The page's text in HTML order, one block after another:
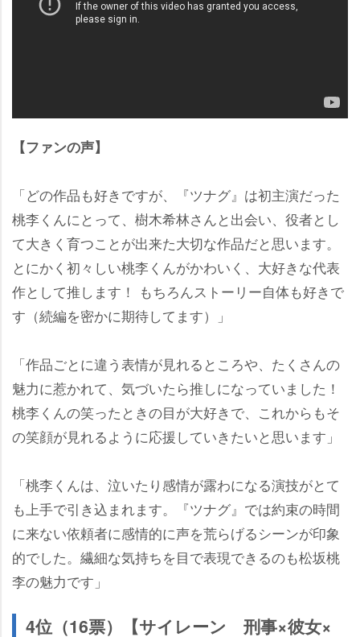
【ファンの声】
「どの作品も好きですが、『ツナグ』は初主演だった
桃李くんにとって、樹木希林さんと出会い、役者とし
て大きく育つことが出来た大切な作品だと思います。
とにかく初々しい桃李くんがかわいく、大好きな代表
作として推します！ もちろんストーリー自体も好きで
す（続編を密かに期待してます）」
「作品ごとに違う表情が見れるところや、たくさんの
魅力に惹かれて、気づいたら推しになっていました！
桃李くんの笑ったときの目が大好きで、これからもそ
の笑顔が見れるように応援していきたいと思います」
「桃李くんは、泣いたり感情が露わになる演技がとて
も上手で引き込まれます。『ツナグ』では約束の時間
に来ない依頼者に感情的に声を荒らげるシーンが印象
的でした。繊細な気持ちを目で表現できるのも松坂桃
李の魅力です」
4位（16票）【サイレーン 刑事×彼女×